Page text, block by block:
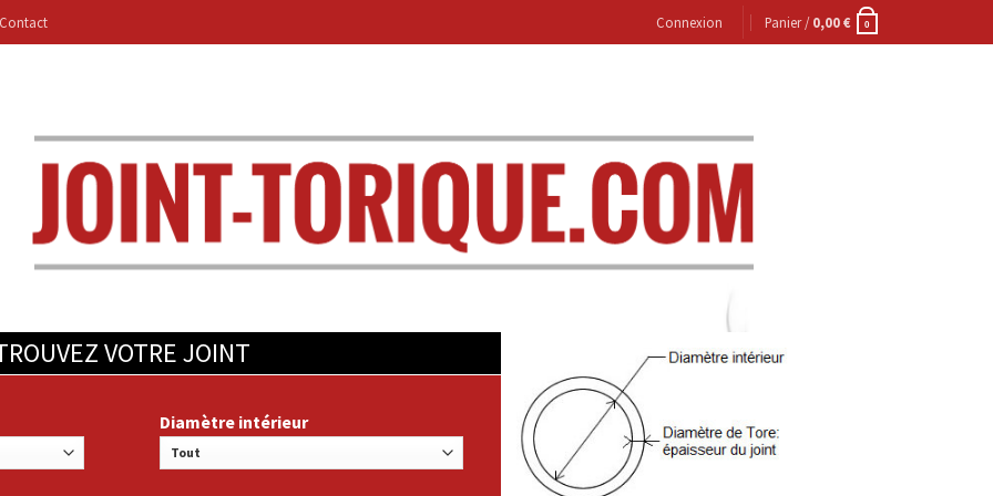
Contact Connexion Panier /0,00€ 0
VOTRE JOINT
Diamètre intérieur